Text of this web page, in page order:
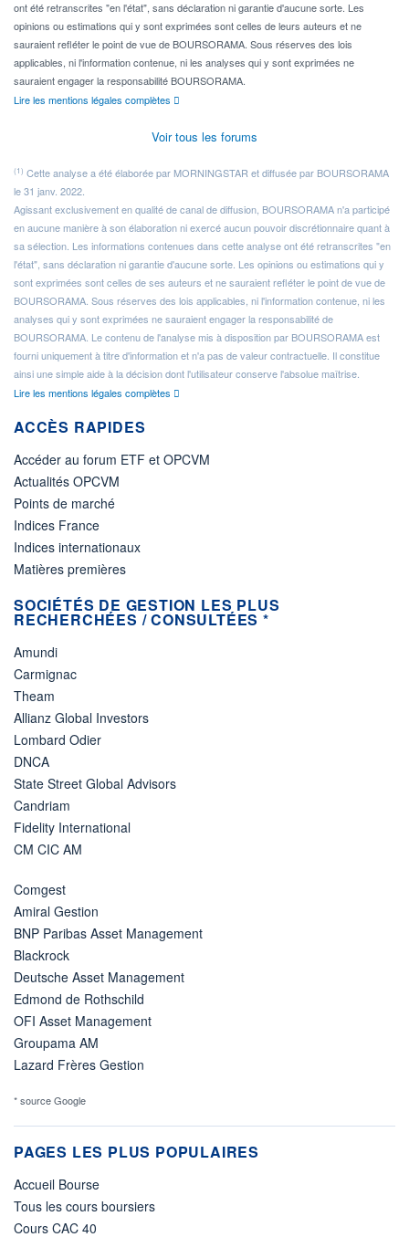
ont été retranscrites "en l'état", sans déclaration ni garantie d'aucune sorte. Les
opinions ou estimations qui y sont exprimées sont celles de leurs auteurs et ne
sauraient refléter le point de vue de BOURSORAMA. Sous réserves des lois
applicables, ni l'information contenue, ni les analyses qui y sont exprimées ne
sauraient engager la responsabilité BOURSORAMA.
Lire les mentions légales complètes
Voir tous les forums
(1) Cette analyse a été élaborée par MORNINGSTAR et diffusée par BOURSORAMA
le 31 janv. 2022.
Agissant exclusivement en qualité de canal de diffusion, BOURSORAMA n'a participé
en aucune manière à son élaboration ni exercé aucun pouvoir discrétionnaire quant à
sa sélection. Les informations contenues dans cette analyse ont été retranscrites "en
l'état", sans déclaration ni garantie d'aucune sorte. Les opinions ou estimations qui y
sont exprimées sont celles de ses auteurs et ne sauraient refléter le point de vue de
BOURSORAMA. Sous réserves des lois applicables, ni l'information contenue, ni les
analyses qui y sont exprimées ne sauraient engager la responsabilité de
BOURSORAMA. Le contenu de l'analyse mis à disposition par BOURSORAMA est
fourni uniquement à titre d'information et n'a pas de valeur contractuelle. Il constitue
ainsi une simple aide à la décision dont l'utilisateur conserve l'absolue maîtrise.
Lire les mentions légales complètes
ACCÈS RAPIDES
Accéder au forum ETF et OPCVM
Actualités OPCVM
Points de marché
Indices France
Indices internationaux
Matières premières
SOCIÉTÉS DE GESTION LES PLUS
RECHERCHÉES / CONSULTÉES *
Amundi
Carmignac
Theam
Allianz Global Investors
Lombard Odier
DNCA
State Street Global Advisors
Candriam
Fidelity International
CM CIC AM
Comgest
Amiral Gestion
BNP Paribas Asset Management
Blackrock
Deutsche Asset Management
Edmond de Rothschild
OFI Asset Management
Groupama AM
Lazard Frères Gestion
* source Google
PAGES LES PLUS POPULAIRES
Accueil Bourse
Tous les cours boursiers
Cours CAC 40